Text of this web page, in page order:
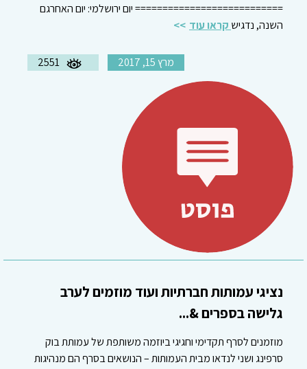
=========================== יום ירושלמי: יום האחרגם
השנה, נדגיש קראו עוד
מרץ 15, 2017 2551
נציגי עמותות חברתיות ועוד מוזמים לערב
גלישה בספרים &...
מוזמנים לסרף תקדימי וחגיגי ביוזמה משותפת של עמותת בוק
סרפינג ושני לנדאו מבית העמותות – הנושאים בסרף הם מנהיגות